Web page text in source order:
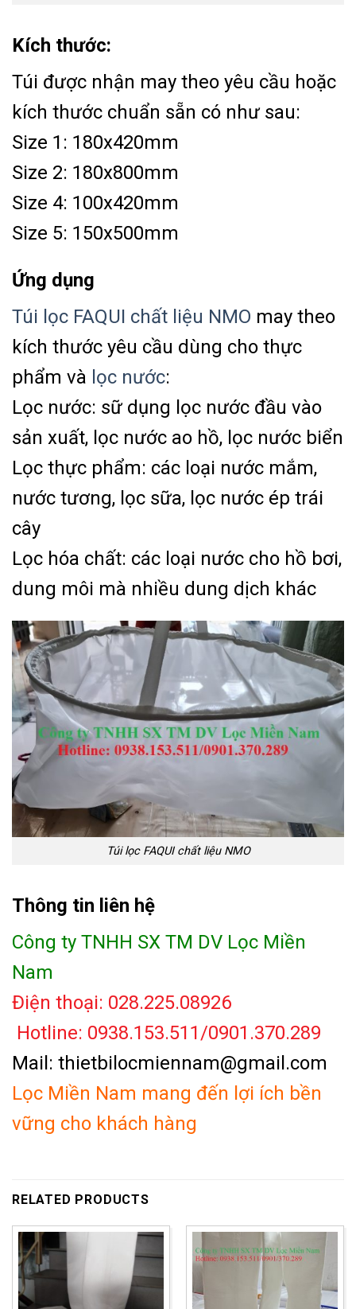
Kích thước:
Túi được nhận may theo yêu cầu hoặc
kích thước chuẩn sẵn có như sau:
Size 1: 180x420mm
Size 2: 180x800mm
Size 4: 100x420mm
Size 5: 150x500mm
Ứng dụng
Túi lọc FAQUI chất liệu NMO may theo
kích thước yêu cầu dùng cho thực
phẩm và lọc nước:
Lọc nước: sữ dụng lọc nước đầu vào
sản xuất, lọc nước ao hồ, lọc nước biển
Lọc thực phẩm: các loại nước mắm,
nước tương, lọc sữa, lọc nước ép trái
cây
Lọc hóa chất: các loại nước cho hồ bơi,
dung môi mà nhiều dung dịch khác
Túi lọc FAQUI chất liệu NMO
Thông tin liên hệ
Công ty TNHH SX TM DV Lọc Miền
Nam
Điện thoại: 028.225.08926
Hotline: 0938.153.511/0901.370.289
Mail: thietbilocmiennam@gmail.com
Lọc Miền Nam mang đến lợi ích bền
vững cho khách hàng
RELATED PRODUCTS